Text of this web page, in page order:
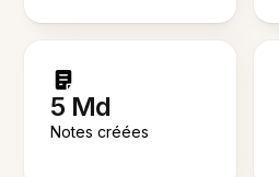
5 Md
Notes créées